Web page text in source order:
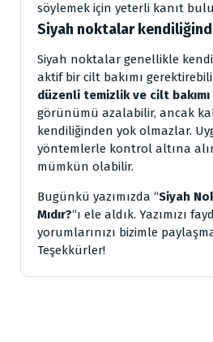
söylemek için yeterli kanıt
Siyah noktalar
Siyah noktalar genellikle
aktif bir cilt bakımı
düzenli temizlik ve cilt bakımı
görünümü azalabilir, ancak
kendiliğinden yok olmazlar.
yöntemlerle kontrol altına
mümkün olabilir.
Bugünkü yazımızda “Siyah
Mıdır?“ı ele aldık. Yazımızı
yorumlarınızı bizimle
Teşekkürler!